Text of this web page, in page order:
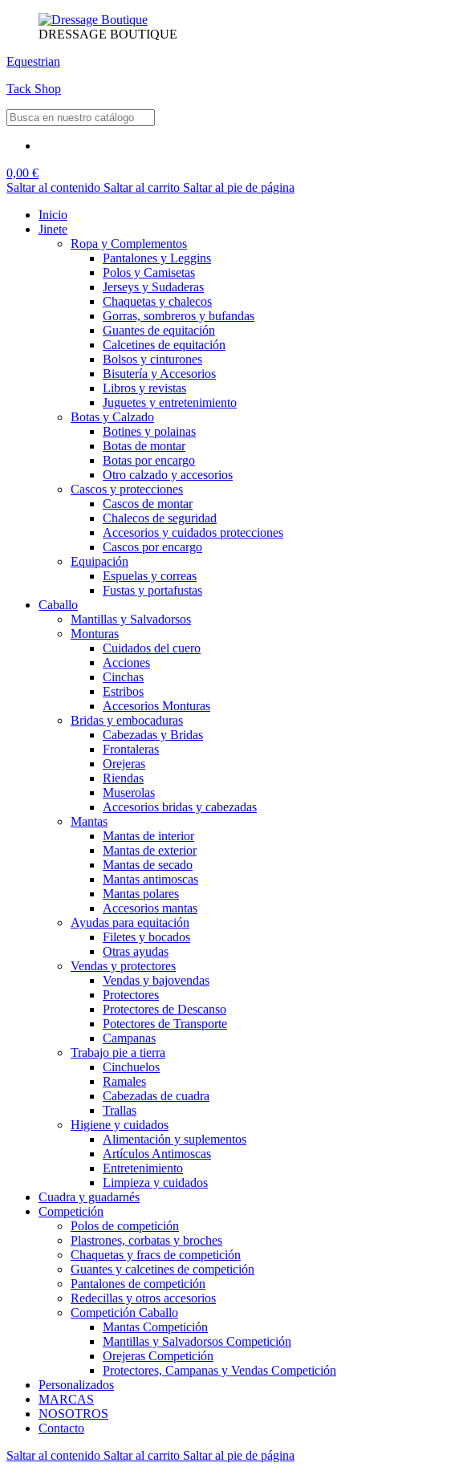
DRESSAGE BOUTIQUE
Equestrian
Tack Shop
0,00 €
Saltar al contenido Saltar al carrito Saltar al pie de página
Inicio
Jinete
Ropa y Complementos
Pantalones y Leggins
Polos y Camisetas
Jerseys y Sudaderas
Chaquetas y chalecos
Gorras, sombreros y bufandas
Guantes de equitación
Calcetines de equitación
Bolsos y cinturones
Bisutería y Accesorios
Libros y revistas
Juguetes y entretenimiento
Botas y Calzado
Botines y polainas
Botas de montar
Botas por encargo
Otro calzado y accesorios
Cascos y protecciones
Cascos de montar
Chalecos de seguridad
Accesorios y cuidados protecciones
Cascos por encargo
Equipación
Espuelas y correas
Fustas y portafustas
Caballo
Mantillas y Salvadorsos
Monturas
Cuidados del cuero
Acciones
Cinchas
Estribos
Accesorios Monturas
Bridas y embocaduras
Cabezadas y Bridas
Frontaleras
Orejeras
Riendas
Muserolas
Accesorios bridas y cabezadas
Mantas
Mantas de interior
Mantas de exterior
Mantas de secado
Mantas antimoscas
Mantas polares
Accesorios mantas
Ayudas para equitación
Filetes y bocados
Otras ayudas
Vendas y protectores
Vendas y bajovendas
Protectores
Protectores de Descanso
Potectores de Transporte
Campanas
Trabajo pie a tierra
Cinchuelos
Ramales
Cabezadas de cuadra
Trallas
Higiene y cuidados
Alimentación y suplementos
Artículos Antimoscas
Entretenimiento
Limpieza y cuidados
Cuadra y guadarnés
Competición
Polos de competición
Plastrones, corbatas y broches
Chaquetas y fracs de competición
Guantes y calcetines de competición
Pantalones de competición
Redecillas y otros accesorios
Competición Caballo
Mantas Competición
Mantillas y Salvadorsos Competición
Orejeras Competición
Protectores, Campanas y Vendas Competición
Personalizados
MARCAS
NOSOTROS
Contacto
Saltar al contenido Saltar al carrito Saltar al pie de página